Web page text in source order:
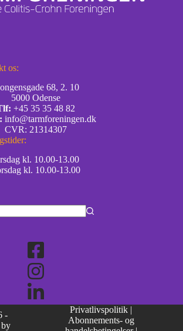
os:
68, 2. 10
5000 Odense
+45 35 35 48 82
info@tarmforeningen.dk
CVR: 21314307
kl. 10.00-13.00
kl. 10.00-13.00
-
by
Privatlivspolitik |
Abonnements- og